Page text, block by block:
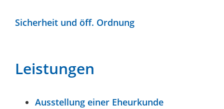
Sicherheit und öff. Ordnung
Leistungen
Ausstellung einer Eheurkunde